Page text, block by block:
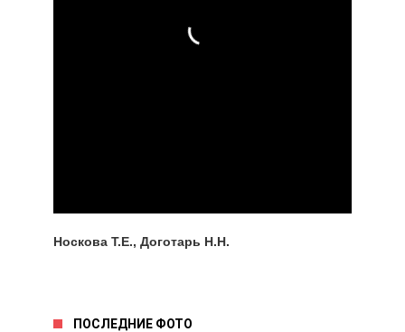
Носкова Т.Е., Доготарь Н.Н.
ПОСЛЕДНИЕ ФОТО